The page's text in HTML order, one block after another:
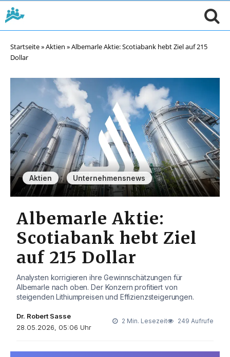
Startseite»Aktien »Albemarle Aktie: Scotiabank hebt Ziel auf 215
Dollar
Aktien , Unternehmensnews
Albemarle Aktie:
Scotiabank hebt Ziel
auf 215 Dollar
Analysten korrigieren ihre Gewinnschätzungen für
Albemarle nach oben. Der Konzern profitiert von
steigenden Lithiumpreisen und Effizienzsteigerungen.
Dr. Robert Sasse
28.05.2026, 05:06 Uhr
2 Min. Lesezeit 249 Aufrufe